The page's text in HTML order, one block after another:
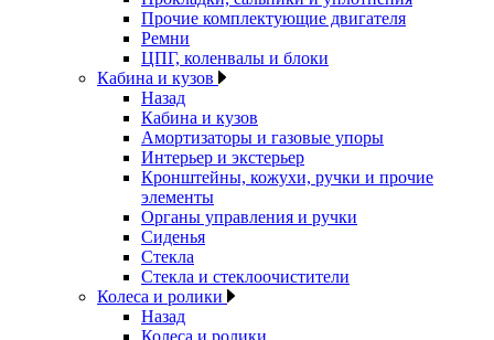
Прочие комплектующие двигателя
Ремни
ЦПГ, коленвалы и блоки
Кабина и кузов
Назад
Кабина и кузов
Амортизаторы и газовые упоры
Интерьер и экстерьер
Кронштейны, кожухи, ручки и прочие
элементы
Органы управления и ручки
Сиденья
Стекла
Стекла и стеклоочистители
Колеса и ролики
Назад
Колеса и ролики